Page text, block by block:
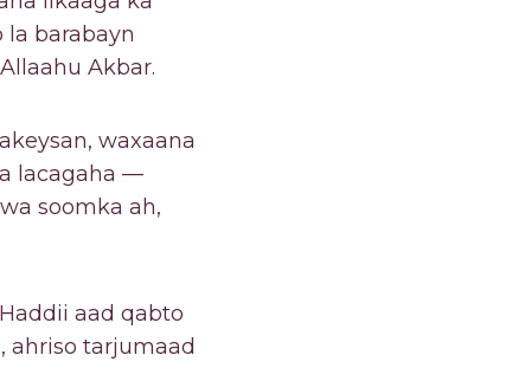
barabayn
Akbar.
waxaana
lacagaha —
soomka ah,
aad qabto
ahriso tarjumaad